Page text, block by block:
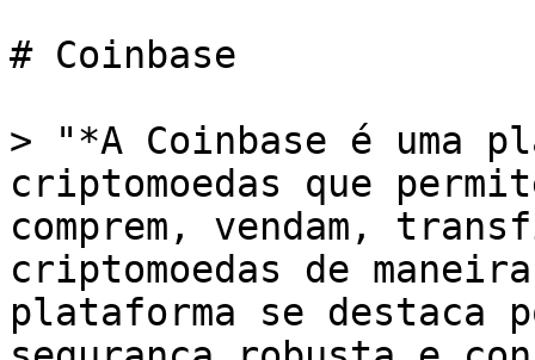
# Coinbase
> "*A Coinbase é uma
criptomoedas que
comprem, vendam,
criptomoedas de
plataforma se destaca